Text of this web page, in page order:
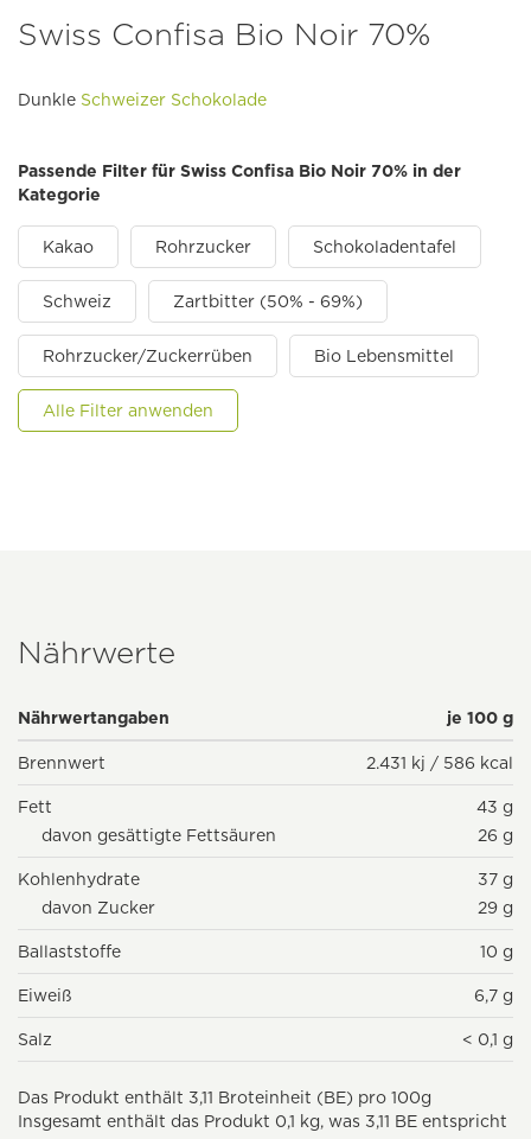
Swiss Confisa Bio Noir 70%
Dunkle Schweizer Schokolade
Passende Filter für Swiss Confisa Bio Noir 70% in der
Kategorie
Kakao Rohrzucker Schokoladentafel
Schweiz Zartbitter (50% - 69%)
Rohrzucker/Zuckerrüben Bio Lebensmittel
Alle Filter anwenden
Nährwerte
Nährwertangaben je 100 g
Brennwert 2.431 kj / 586 kcal
Fett
43 g
davon gesättigte Fettsäuren
26 g
Kohlenhydrate
37 g
davon Zucker
29 g
Ballaststoffe 10 g
Eiweiß 6,7 g
Salz < 0,1 g
Das Produkt enthält 3,11 Broteinheit (BE) pro 100g
Insgesamt enthält das Produkt 0,1 kg, was 3,11 BE entspricht